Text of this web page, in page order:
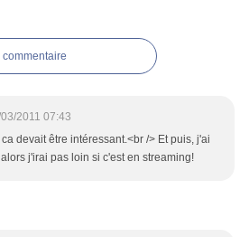
2011 07:43
devait être intéressant.<br /> Et puis, j'ai
j'irai pas loin si c'est en streaming!